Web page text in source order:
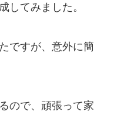
してみました。
ですが、意外に簡
ので、頑張って家